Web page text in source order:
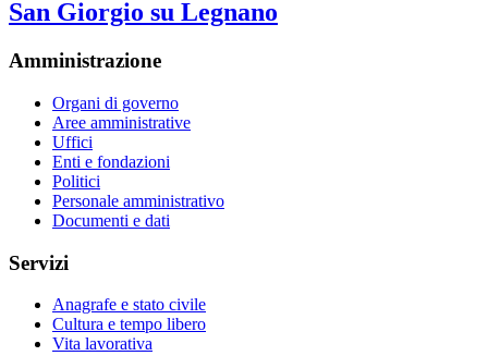
San Giorgio su Legnano
Amministrazione
Organi di governo
Aree amministrative
Uffici
Enti e fondazioni
Politici
Personale amministrativo
Documenti e dati
Servizi
Anagrafe e stato civile
Cultura e tempo libero
Vita lavorativa